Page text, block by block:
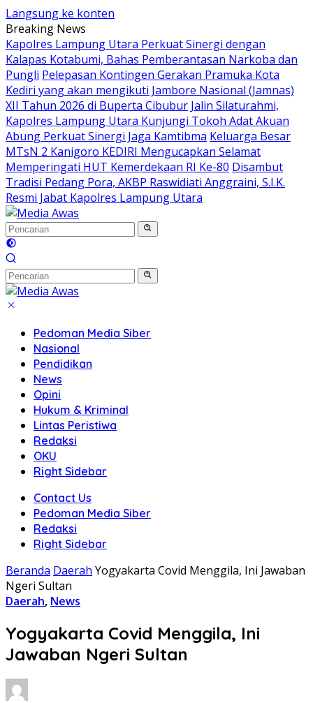
Langsung ke konten
Breaking News
Kapolres Lampung Utara Perkuat Sinergi dengan
Kalapas Kotabumi, Bahas Pemberantasan Narkoba dan
Pungli Pelepasan Kontingen Gerakan Pramuka Kota
Kediri yang akan mengikuti Jambore Nasional (Jamnas)
XII Tahun 2026 di Buperta Cibubur Jalin Silaturahmi,
Kapolres Lampung Utara Kunjungi Tokoh Adat Akuan
Abung Perkuat Sinergi Jaga Kamtibma Keluarga Besar
MTsN 2 Kanigoro KEDIRI Mengucapkan Selamat
Memperingati HUT Kemerdekaan RI Ke-80 Disambut
Tradisi Pedang Pora, AKBP Raswidiati Anggraini, S.I.K.
Resmi Jabat Kapolres Lampung Utara
Pedoman Media Siber
Nasional
Pendidikan
News
Opini
Hukum & Kriminal
Lintas Peristiwa
Redaksi
OKU
Right Sidebar
Contact Us
Pedoman Media Siber
Redaksi
Right Sidebar
Beranda Daerah Yogyakarta Covid Menggila, Ini Jawaban
Ngeri Sultan
Daerah, News
Yogyakarta Covid Menggila, Ini
Jawaban Ngeri Sultan